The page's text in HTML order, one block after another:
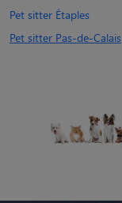
Pet sitter Étaples
Pet sitter Pas-de-Calais